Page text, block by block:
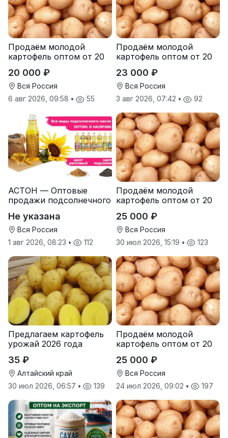
Продаём молодой
картофель оптом от 20
20 000 ₽
Вся Россия
6 авг 2026, 09:58 • 55
Продаём молодой
картофель оптом от 20
23 000 ₽
Вся Россия
3 авг 2026, 07:42 • 92
АСТОН — Оптовые
продажи подсолнечного
Экспорт
Не указана
Вся Россия
1 авг 2026, 08:23 • 112
Продаём молодой
картофель оптом от 20
25 000 ₽
Вся Россия
30 июл 2026, 15:19 • 123
Предлагаем картофель
урожай 2026 года
35 ₽
Алтайский край
30 июл 2026, 06:57 • 139
Продаём молодой
картофель оптом от 20
25 000 ₽
Вся Россия
24 июл 2026, 09:02 • 197